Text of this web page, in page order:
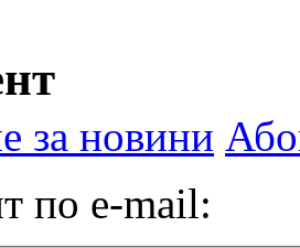
за новини
по e-mail: